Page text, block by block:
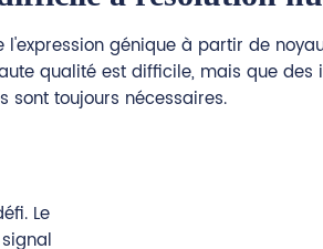
l'expression génique à partir de
qualité est difficile, mais que
sont toujours nécessaires.
Le